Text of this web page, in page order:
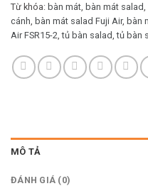
Từ khóa: bàn mát bàn mát salad
cánh bàn mát salad Fuji Air, bàn
Air FSR15-2 ,tủ bàn salad ,tủ bàn
MÔ TẢ
ĐÁNH GIÁ (0)